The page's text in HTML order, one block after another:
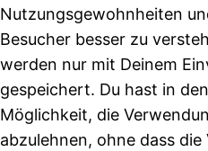
Nutzungsgewohnheiten
Besucher besser zu
werden nur mit Deinem
gespeichert. Du hast in
Möglichkeit, die
abzulehnen, ohne dass